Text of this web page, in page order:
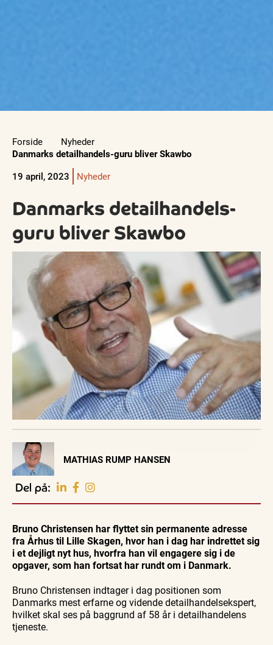
Forside
Nyheder
Danmarks detailhandels-guru bliver Skawbo
19 april, 2023
Nyheder
Danmarks detailhandels-
guru bliver Skawbo
Visit Vendsyssel
EVENTKALENDER
Oplev events i
Vendsyssel
natur og lokale events.
Se events
Skagen
med
Bedford
bussen
fra 1937
9. aug.
Skagen
Bedford
bussen
9. aug.
Skagen
fra
søsiden
9. aug.
MATHIAS RUMP HANSEN
Del på:
Bruno Christensen har flyttet sin permanente adresse
fra Århus til Lille Skagen, hvor han i dag har indrettet sig
i et dejligt nyt hus, hvorfra han vil engagere sig i de
opgaver, som han fortsat har rundt om i Danmark.
Bruno Christensen indtager i dag positionen som
Danmarks mest erfarne og vidende detailhandelsekspert,
hvilket skal ses på baggrund af 58 år i detailhandelens
tjeneste.